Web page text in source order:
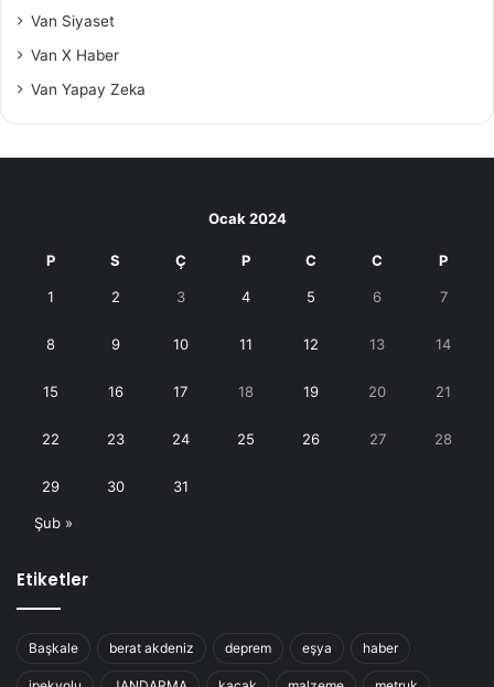
Van Siyaset
Van X Haber
Van Yapay Zeka
Ocak 2024
P S Ç P C C P
1 2 3 4 5 6 7
8 9 10 11 12 13 14
15 16 17 18 19 20 21
22 23 24 25 26 27 28
29 30 31
Şub »
Etiketler
Başkale berat akdeniz deprem eşya haber